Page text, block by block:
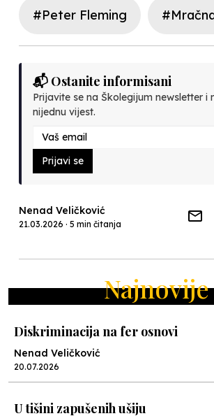
#Peter Fleming
📬 Ostanite informisani
Prijavite se na Školegijum newsletter i
nijednu vijest.
Prijavi se
Nenad Veličković
21.03.2026 · 5 min čitanja
Najnovije
Diskriminacija na fer osnovi
Nenad Veličković
20.07.2026
U tišini zapušenih ušiju